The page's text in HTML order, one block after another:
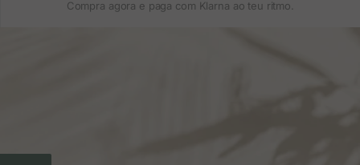
Compra agora e paga com Klarna ao teu ritmo.